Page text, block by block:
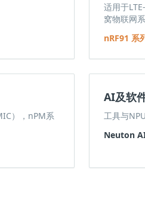
适用于
窝物联网
nRF91 系
），nPM系
AI及软
工具与
Neuton